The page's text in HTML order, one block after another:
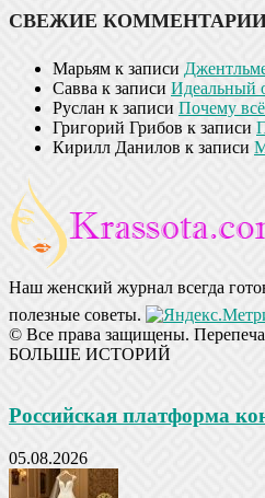
СВЕЖИЕ
Марьям к записи
Савва к записи Идеальный
Руслан к записи Почему
Григорий Грибов к записи
Кирилл Данилов к записи
Наш женский журнал всегда
полезные советы.
© Все права защищены.
БОЛЬШЕ ИСТОРИЙ
Российская платформа
05.08.2026